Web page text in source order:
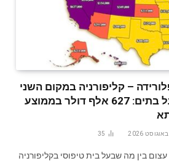
– קליפורניה במקום השני
בערכי ההון העצמי על בתים: 627 אלף דולר בממוצע
35
בין מה שבעל בית טיפוסי בקליפורניה